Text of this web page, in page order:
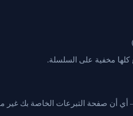
أن صفحة التبرعات الخاصة بك غير